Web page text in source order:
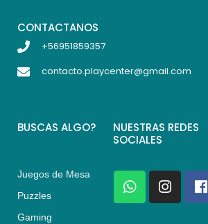
CONTACTANOS
+56951859357
contacto.playcenter@gmail.com
BUSCAS ALGO?
Juegos de Mesa
Puzzles
Gaming
NUESTRAS REDES
SOCIALES
W
h
a
I
n
s
F
a
c